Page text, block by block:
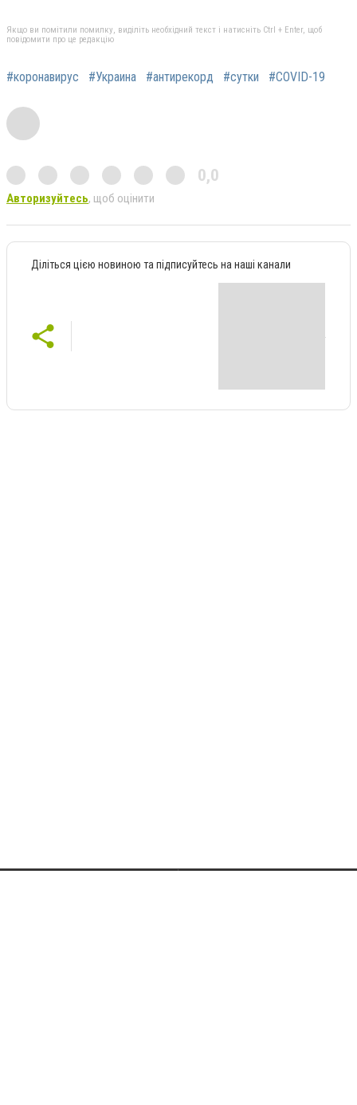
Якщо ви помітили помилку, виділіть необхідний текст і натисніть Ctrl + Enter, щоб
повідомити про це редакцію
#коронавирус #Украина #антирекорд #сутки #COVID-19
0,0
Авторизуйтесь, щоб оцінити
Діліться цією новиною та підписуйтесь на наші канали